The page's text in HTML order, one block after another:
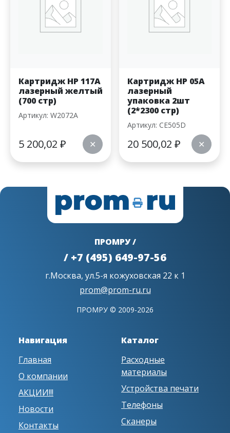
Картридж HP 117A
лазерный желтый
(700 стр)
Артикул: W2072A
5 200,02 ₽ ✕
Картридж HP 05A
лазерный
упаковка 2шт
(2*2300 стр)
Артикул: CE505D
20 500,02 ₽ ✕
ПРОМРУ /
/ +7 (495) 649-97-56
г.Москва, ул.5-я кожуховская 22 к 1
prom@prom-ru.ru
ПРОМРУ © 2009-2026
Навигация
Главная
О компании
АКЦИИ!!!
Новости
Контакты
Каталог
Расходные
материалы
Устройства печати
Телефоны
Сканеры